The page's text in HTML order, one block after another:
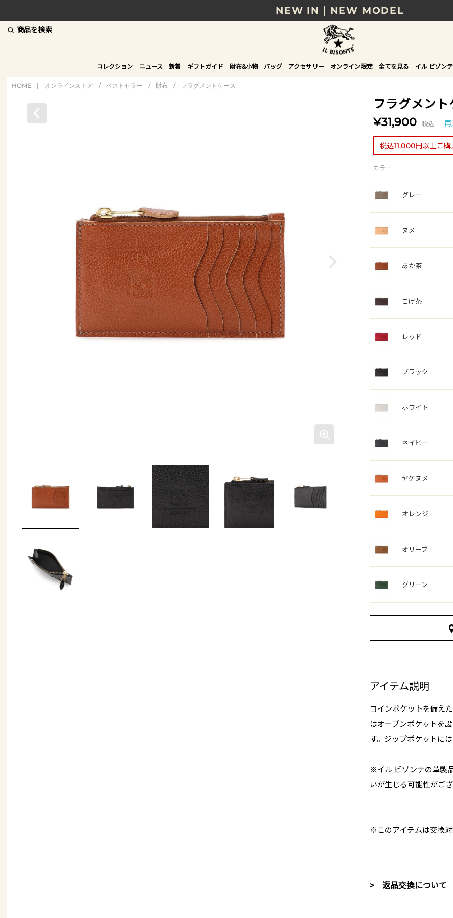
8/17(月)10時まで｜税込11,000円以上で送料無
贈る相手やシーンから選べる、新しいギフトガ
NEW IN｜COLOR LEATHER
商品を検索
コレクション ニュース 新着 ギフトガイド 財布&小物 バッグ アクセサリー オンライン限定 全てを見る イル ビゾン
HOME | オンラインストア / ベストセラー / 財布 / フラグメントケース
フラグメン
¥31,900 税込 再
税込11,000円以上ご
カラー
グレー
ヌメ
あか茶
こげ茶
レッド
ブラック
ホワイト
ネイビー
ヤケヌメ
オレンジ
オリーブ
グリーン
アイテム説明
コインポケットを備え
はオープンポケットを
す。ジップポケットに
※イル ビゾンテの革製
いが生じる可能性がご
※このアイテムは交換
> 返品交換について